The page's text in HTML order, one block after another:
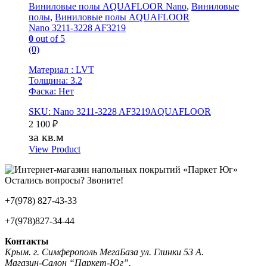
Виниловые полы AQUAFLOOR Nano, Виниловые
полы, Виниловые полы AQUAFLOOR
Nano 3211-3228 AF3219
0 out of 5
(0)
Материал : LVT
Толщина: 3.2
Фаска: Нет
SKU: Nano 3211-3228 AF3219AQUAFLOOR
2 100 ₽
за кв.м
View Product
Остались вопросы? Звоните!
+7(978) 827-43-33
+7(978)827-34-44
Контакты
Крым. г. Симферополь МегаБаза ул. Глинки 53 А.
Магазин-Салон “Паркет-Юг”.